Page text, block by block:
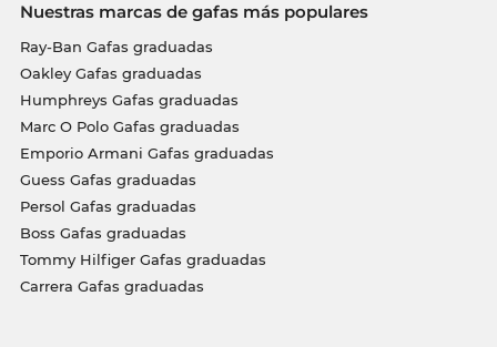
Nuestras marcas de gafas más populares
Ray-Ban Gafas graduadas
Oakley Gafas graduadas
Humphreys Gafas graduadas
Marc O Polo Gafas graduadas
Emporio Armani Gafas graduadas
Guess Gafas graduadas
Persol Gafas graduadas
Boss Gafas graduadas
Tommy Hilfiger Gafas graduadas
Carrera Gafas graduadas